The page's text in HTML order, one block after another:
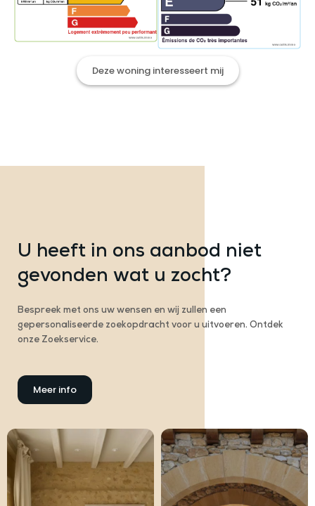
Deze woning interesseert mij
U heeft in ons aanbod niet
gevonden wat u zocht?
Bespreek met ons uw wensen en wij zullen een
gepersonaliseerde zoekopdracht voor u uitvoeren. Ontdek
onze Zoekservice.
Meer info